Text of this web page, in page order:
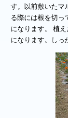
す。以前敷いたマ
る際には根を切っ
になります。 植
になります。しっ